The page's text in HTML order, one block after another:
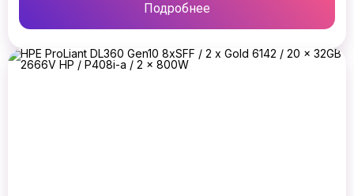
Подробнее